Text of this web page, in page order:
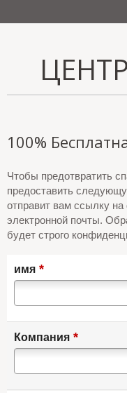
100%
Чтобы предотвратить
предоставить
отправит вам ссылку
электронной почты.
будет строго
имя *
Компания *